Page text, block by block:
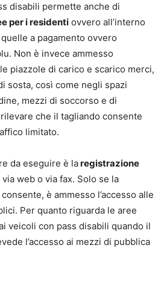
disabili permette anche di
per i residenti ovvero all’interno
a pagamento ovvero
Non è invece ammesso
piazzole di carico e scarico merci,
sosta, così come negli spazi
mezzi di soccorso e di
che il tagliando consente
limitato.
da eseguire è laregistrazione
via web o via fax. Solo se la
è ammesso l’accesso alle
Per quanto riguarda le aree
veicoli con pass disabili quando il
l’accesso ai mezzi di pubblica